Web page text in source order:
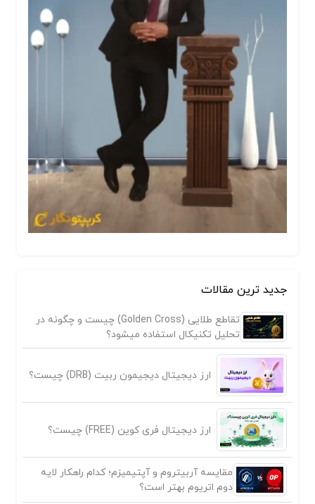
جدید ترین مقالات
تقاطع طلایی (Golden Cross) چیست و چگونه در
تحلیل تکنیکال استفاده میشود؟
ارز دیجیتال دیجیمون ربیت (DRB) چیست؟
ارز دیجیتال فری کوین (FREE) چیست؟
مقایسه آربیتروم و آپتیمیزم؛ کدام راهکار لایه
دوم اتریوم بهتر است؟